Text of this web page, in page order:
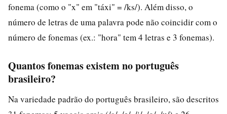
fonema (como o "x" em "táxi" = /ks/). Além disso, o
número de letras de uma palavra pode não coincidir com o
número de fonemas (ex.: "hora" tem 4 letras e 3 fonemas).
Quantos fonemas existem no português
brasileiro?
Na variedade padrão do português brasileiro, são descritos